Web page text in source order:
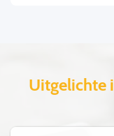
Uitgelichte